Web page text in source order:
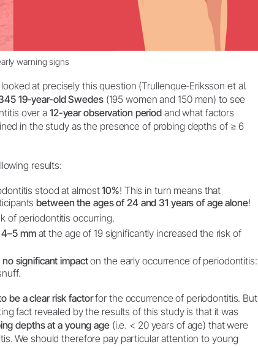
warning signs
at precisely this question (Trullenque‐Eriksson et al.
19-year-old Swedes(195 women and 150 men) to see
over a 12-year observation periodand what factors
in the study as the presence of probing depths of ≥ 6
results:
stood at almost10%! This in turn means that
between the ages of 24 and 31 years of age alone!
of periodontitis occurring.
mmat the age of 19 significantly increased the risk of
no significant impacton the early occurrence of periodontitis:
be a clear risk factorfor the occurrence of periodontitis. But
fact revealed by the results of this study is that it was
depths at a young age(i.e. < 20 years of age) that were
We should therefore pay particular attention to young